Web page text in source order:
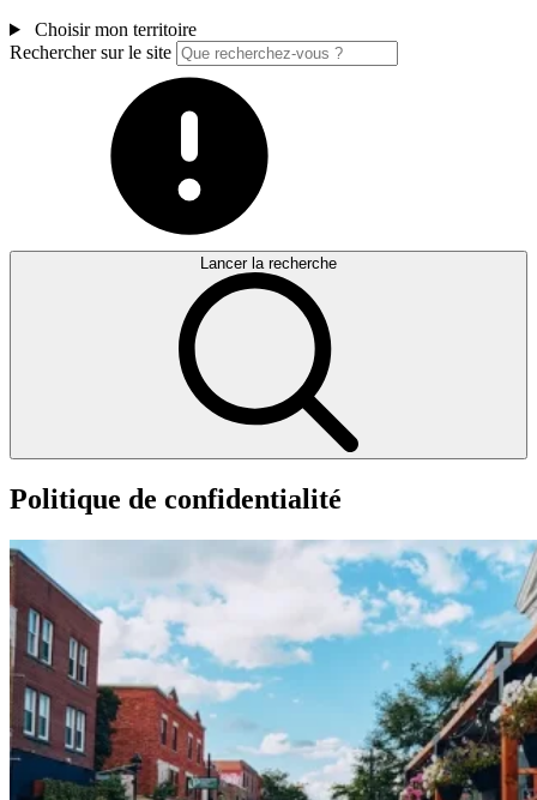
Choisir mon territoire
Rechercher sur le site
Lancer la recherche
Politique de confidentialité